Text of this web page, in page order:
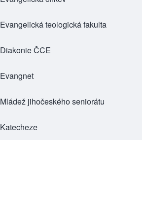
Evangelická teologická fakulta
(opens in new tab)
Diakonie ČCE
(opens in new tab)
Evangnet
(opens in new tab)
Mládež jihočeského seniorátu
(opens in new tab)
Katecheze
(opens in new tab)